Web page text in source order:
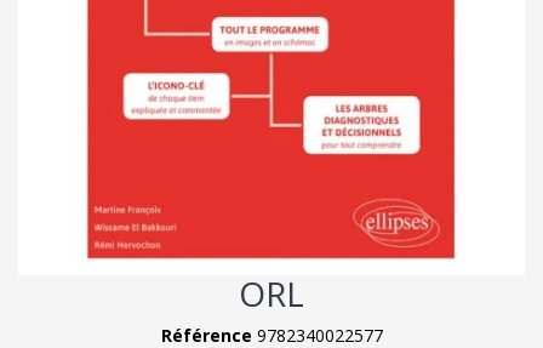
ORL
Référence 9782340022577